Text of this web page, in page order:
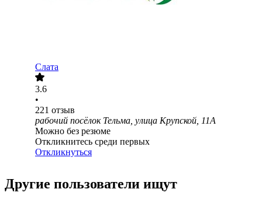
Слата
3.6
•
221 отзыв
рабочий посёлок Тельма, улица Крупской, 11А
Можно без резюме
Откликнитесь среди первых
Откликнуться
Другие пользователи ищут